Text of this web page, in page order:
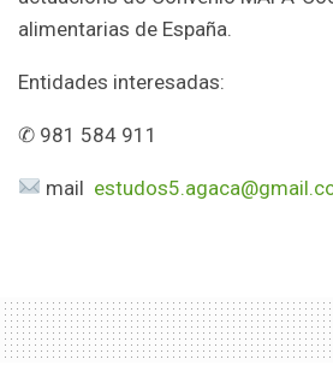
alimentarias de España.
Entidades interesadas:
✆ 981 584 911
mail